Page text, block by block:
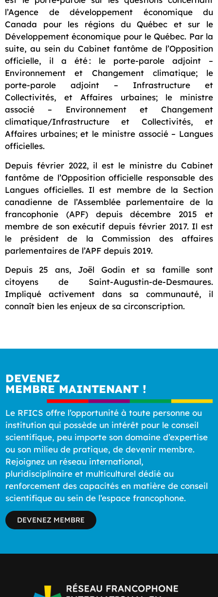
l’Agence de développement économique du
Canada pour les régions du Québec et sur le
Développement économique pour le Québec. Par la
suite, au sein du Cabinet fantôme de l’Opposition
officielle, il a été : le porte-parole adjoint –
Environnement et Changement climatique; le
porte-parole adjoint – Infrastructure et
Collectivités, et Affaires urbaines; le ministre
associé – Environnement et Changement
climatique/Infrastructure et Collectivités, et
Affaires urbaines; et le ministre associé – Langues
officielles.
Depuis février 2022, il est le ministre du Cabinet
fantôme de l’Opposition officielle responsable des
Langues officielles. Il est membre de la Section
canadienne de l’Assemblée parlementaire de la
francophonie (APF) depuis décembre 2015 et
membre de son exécutif depuis février 2017. Il est
le président de la Commission des affaires
parlementaires de l’APF depuis 2019.
Depuis 25 ans, Joël Godin et sa famille sont
citoyens de Saint-Augustin-de-Desmaures.
Impliqué activement dans sa communauté, il
connaît bien les enjeux de sa circonscription.
DEVENEZ
MEMBRE MAINTENANT !
Le RFICS offre l’opportunité à toute personne ou
institution qui possède un intérêt pour le conseil
scientifique, peu importe son domaine d’expertise
ou son milieu de pratique, de devenir membre.
Rejoignez un réseau international,
pluridisciplinaire et multiculturel dédié au
renforcement des capacités en matière de conseil
scientifique au sein de l’espace francophone.
DEVENEZ MEMBRE